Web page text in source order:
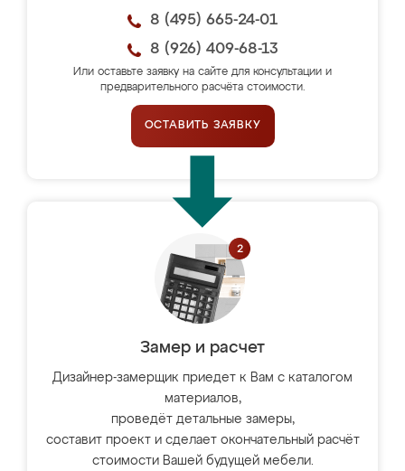
8 (495) 665-24-01
8 (926) 409-68-13
Или оставьте заявку на сайте для консультации и
предварительного расчёта стоимости.
ОСТАВИТЬ ЗАЯВКУ
Замер и расчет
Дизайнер-замерщик приедет к Вам с каталогом
материалов,
проведёт детальные замеры,
составит проект и сделает окончательный расчёт
стоимости Вашей будущей мебели.